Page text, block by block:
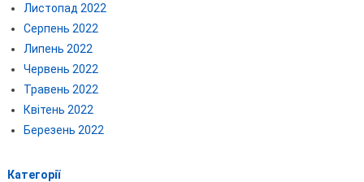
Листопад 2022
Серпень 2022
Липень 2022
Червень 2022
Травень 2022
Квітень 2022
Березень 2022
Категорії